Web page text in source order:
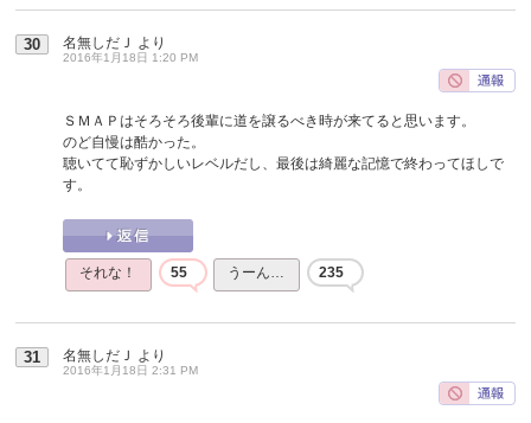
30 名無しだＪ より
2016年1月18日 1:20 PM
ＳＭＡＰはそろそろ後輩に道を譲るべき時が来てると思います。
のど自慢は酷かった。
聴いてて恥ずかしいレベルだし、最後は綺麗な記憶で終わってほしで
す。
それな！ 55 うーん… 235
31 名無しだＪ より
2016年1月18日 2:31 PM